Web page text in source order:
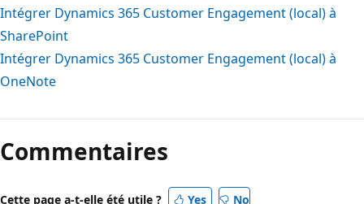
Intégrer Dynamics 365 Customer Engagement (local) à
SharePoint
Intégrer Dynamics 365 Customer Engagement (local) à
OneNote
Commentaires
Cette page a-t-elle été utile ? Yes No